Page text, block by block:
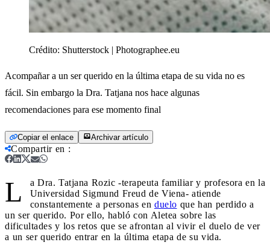
Crédito: Shutterstock | Photographee.eu
Acompañar a un ser querido en la última etapa de su vida no es
fácil. Sin embargo la Dra. Tatjana nos hace algunas
recomendaciones para ese momento final
Copiar el enlace Archivar artículo
Compartir en :
L
a Dra. Tatjana Rozic -terapeuta familiar y profesora en la
Universidad Sigmund Freud de Viena- atiende
constantemente a personas en duelo que han perdido a
un ser querido. Por ello, habló con Aletea sobre las
dificultades y los retos que se afrontan al vivir el duelo de ver
a un ser querido entrar en la última etapa de su vida.